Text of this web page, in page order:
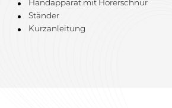
Handapparat mit Hörerschnur
Ständer
Kurzanleitung